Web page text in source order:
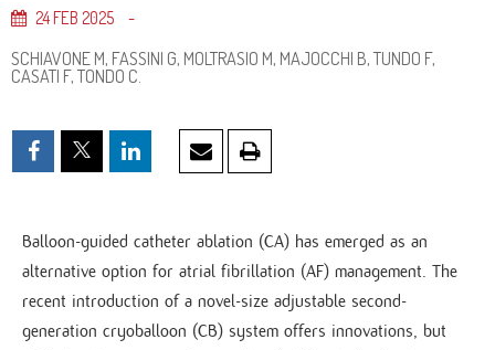
24 FEB 2025
SCHIAVONE M, FASSINI G, MOLTRASIO M, MAJOCCHI B, TUNDO F,
CASATI F, TONDO C.
Balloon-guided catheter ablation (CA) has emerged as an
alternative option for atrial fibrillation (AF) management. The
recent introduction of a novel-size adjustable second-
generation cryoballoon (CB) system offers innovations, but